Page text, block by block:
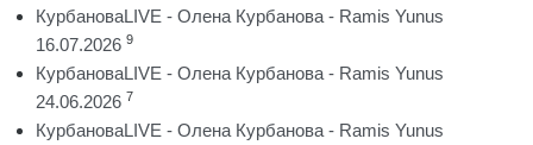
КурбановаLIVE - Олена Курбанова - Ramis Yunus
16.07.2026 9
КурбановаLIVE - Олена Курбанова - Ramis Yunus
24.06.2026 7
КурбановаLIVE - Олена Курбанова - Ramis Yunus